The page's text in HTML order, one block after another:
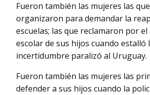
Fueron también las mujeres las
organizaron para demandar la
escuelas; las que reclamaron por
escolar de sus hijos cuando estalló
incertidumbre paralizó al Uruguay.
Fueron también las mujeres las
defender a sus hijos cuando la